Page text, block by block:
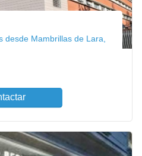
desde Mambrillas de Lara,